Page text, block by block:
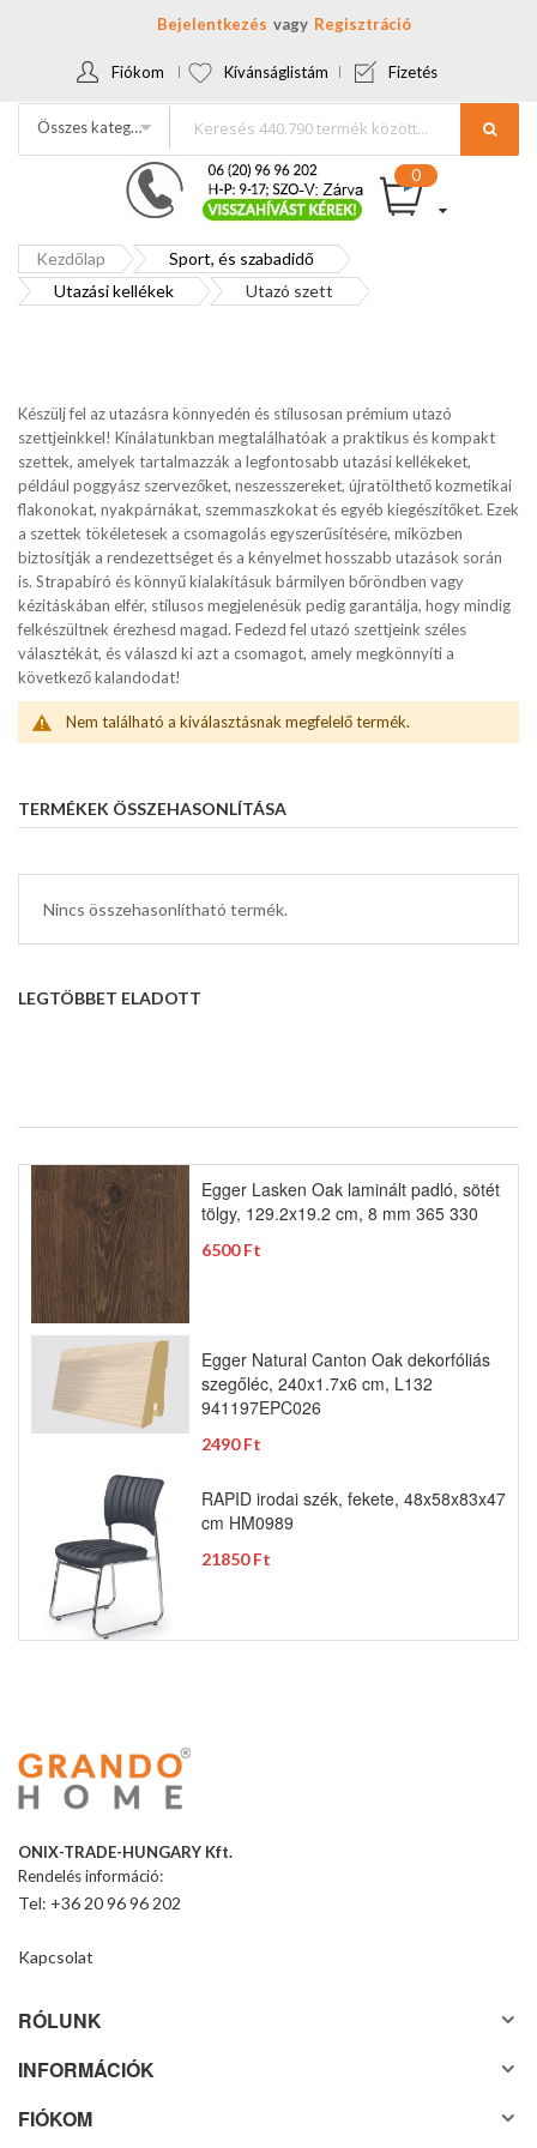
Bejelentkezés Regisztráció
Fiókom Kívánságlistám Fizetés
Összes kategória
Kezdőlap
Sport, és szabadidő
Utazási kellékek
Utazó szett
Készülj fel az utazásra könnyedén és stílusosan prémium utazó
szettjeinkkel! Kínálatunkban megtalálhatóak a praktikus és kompakt
szettek, amelyek tartalmazzák a legfontosabb utazási kellékeket,
például poggyász szervezőket, neszesszereket, újratölthető kozmetikai
flakonokat, nyakpárnákat, szemmaszkokat és egyéb kiegészítőket. Ezek
a szettek tökéletesek a csomagolás egyszerűsítésére, miközben
biztosítják a rendezettséget és a kényelmet hosszabb utazások során
is. Strapabíró és könnyű kialakításuk bármilyen bőröndben vagy
kézitáskában elfér, stílusos megjelenésük pedig garantálja, hogy mindig
felkészültnek érezhesd magad. Fedezd fel utazó szettjeink széles
választékát, és válaszd ki azt a csomagot, amely megkönnyíti a
következő kalandodat!
Nem található a kiválasztásnak megfelelő termék.
TERMÉKEK ÖSSZEHASONLÍTÁSA
Nincs összehasonlítható termék.
LEGTÖBBET ELADOTT
Egger Lasken Oak laminált padló, sötét
tölgy, 129.2x19.2 cm, 8 mm 365 330
6500 Ft
Egger Natural Canton Oak dekorfóliás
szegőléc, 240x1.7x6 cm, L132
941197EPC026
2490 Ft
RAPID irodai szék, fekete, 48x58x83x47
cm HM0989
21850 Ft
ONIX-TRADE-HUNGARY Kft.
Rendelés információ:
Tel: +36 20 96 96 202
Kapcsolat
RÓLUNK
INFORMÁCIÓK
FIÓKOM